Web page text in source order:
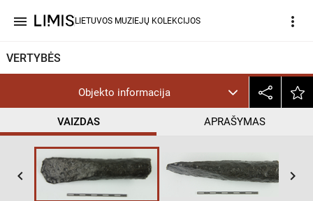
menu LIETUVOS MUZIEJŲ KOLEKCIJOS more_vert
VERTYBĖS
Objekto informacija
VAIZDAS APRAŠYMAS
keyboard_arrow_left keyboard_arrow_right